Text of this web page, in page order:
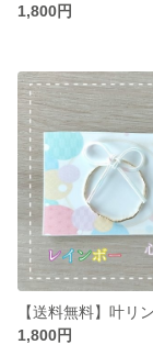
1,800円
1,800円